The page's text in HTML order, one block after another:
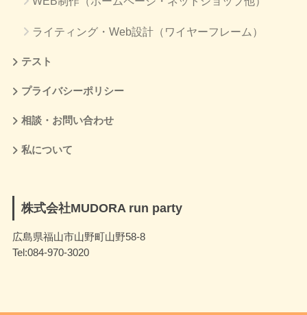
ライティング・Web設計（ワイヤーフレーム）
テスト
プライバシーポリシー
相談・お問い合わせ
私について
株式会社MUDORA run party
広島県福山市山野町山野58-8
Tel:084-970-3020